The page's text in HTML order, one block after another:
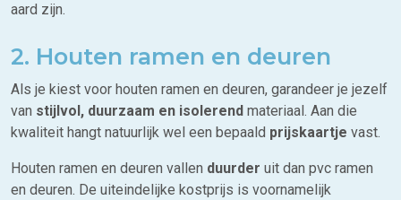
aard zijn.
2. Houten ramen en deuren
Als je kiest voor houten ramen en deuren, garandeer je jezelf
van stijlvol, duurzaam en isolerend materiaal. Aan die
kwaliteit hangt natuurlijk wel een bepaald prijskaartje vast.
Houten ramen en deuren vallen duurder uit dan pvc ramen
en deuren. De uiteindelijke kostprijs is voornamelijk